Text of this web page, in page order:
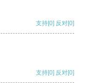
支持[0] 反对[0]
支持[0] 反对[0]